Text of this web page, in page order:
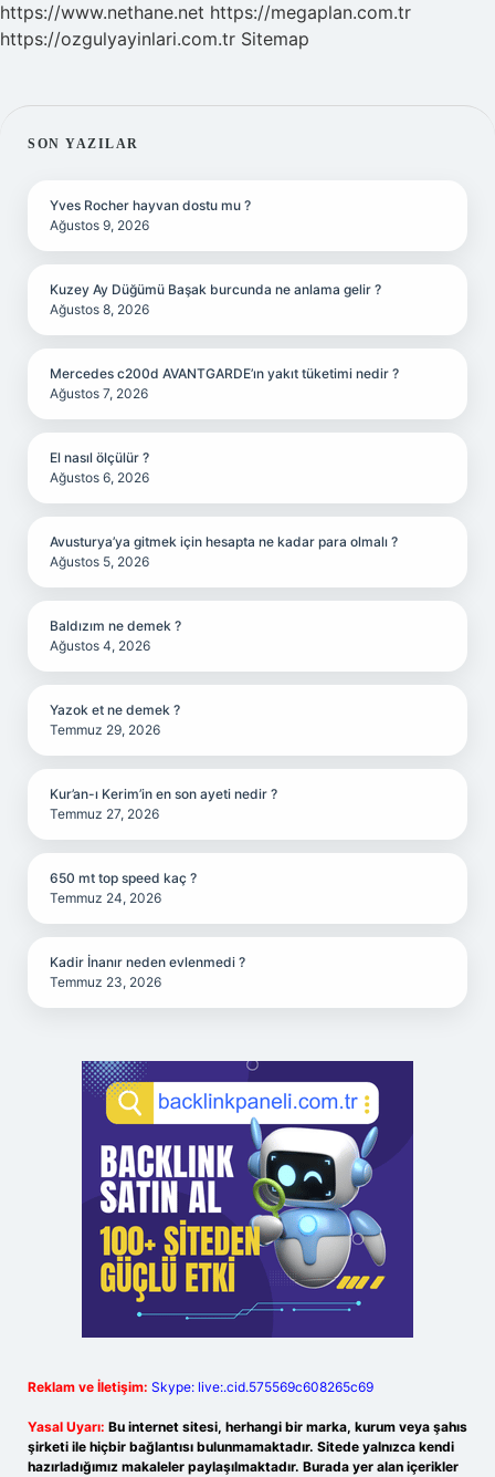
https://www.nethane.net https://megaplan.com.tr
https://ozgulyayinlari.com.tr Sitemap
SIDEBAR
SON YAZILAR
Yves Rocher hayvan dostu mu ?
Ağustos 9, 2026
Kuzey Ay Düğümü Başak burcunda ne anlama gelir ?
Ağustos 8, 2026
Mercedes c200d AVANTGARDE’ın yakıt tüketimi nedir ?
Ağustos 7, 2026
El nasıl ölçülür ?
Ağustos 6, 2026
Avusturya’ya gitmek için hesapta ne kadar para olmalı ?
Ağustos 5, 2026
Baldızım ne demek ?
Ağustos 4, 2026
Yazok et ne demek ?
Temmuz 29, 2026
Kur’an-ı Kerim’in en son ayeti nedir ?
Temmuz 27, 2026
650 mt top speed kaç ?
Temmuz 24, 2026
Kadir İnanır neden evlenmedi ?
Temmuz 23, 2026
Reklam ve İletişim: Skype: live:.cid.575569c608265c69
Yasal Uyarı: Bu internet sitesi, herhangi bir marka, kurum veya şahıs
şirketi ile hiçbir bağlantısı bulunmamaktadır. Sitede yalnızca kendi
hazırladığımız makaleler paylaşılmaktadır. Burada yer alan içerikler